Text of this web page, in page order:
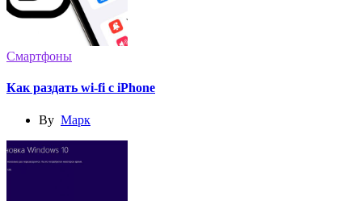
Смартфоны
Как раздать wi-fi с iPhone
By Марк